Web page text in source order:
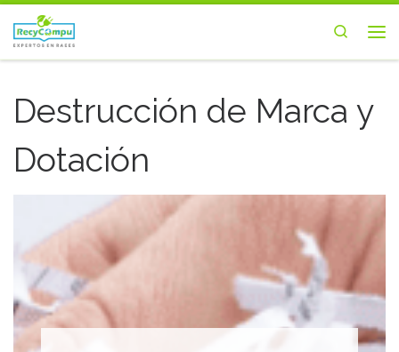
Saltar al contenido
Search
Destrucción de Marca y
Dotación